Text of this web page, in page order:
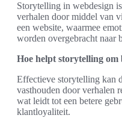
Storytelling in webdesign
verhalen door middel van
een website, waarmee
worden overgebracht naar
Hoe helpt storytelling om
Effectieve storytelling kan
vasthouden door verhalen
wat leidt tot een betere
klantloyaliteit.